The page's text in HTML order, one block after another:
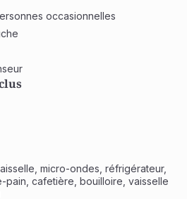
occasionnelles
micro-ondes, réfrigérateur,
pain, cafetière, bouilloire, vaisselle